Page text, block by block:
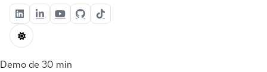
Demo de 30 min